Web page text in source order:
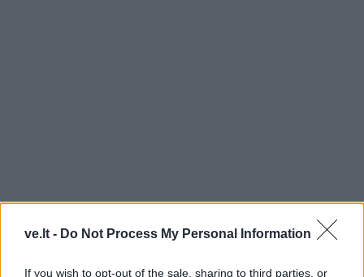
ve.lt - Do Not Process My Personal Information
If you wish to opt-out of the sale, sharing to third parties, or
Minotaurai atstovauja agresijai ir nenuspėjamumui.